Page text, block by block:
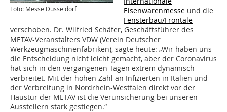
Foto: Messe Düsseldorf
Eisenwarenmesse und die
Fensterbau/Frontale
verschoben. Dr. Wilfried Schäfer, Geschäftsführer des
METAV-Veranstalters VDW (Verein Deutscher
Werkzeugmaschinenfabriken), sagte heute: „Wir haben uns
die Entscheidung nicht leicht gemacht, aber der Coronavirus
hat sich in den vergangenen Tagen extrem dynamisch
verbreitet. Mit der hohen Zahl an Infizierten in Italien und
der Verbreitung in Nordrhein-Westfalen direkt vor der
Haustür der METAV ist die Verunsicherung bei unseren
Ausstellern stark gestiegen.“